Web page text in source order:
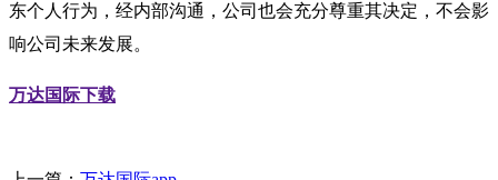
东个人行为，经内部沟通，公司也会充分尊重其决定，不会影
响公司未来发展。
万达国际下载